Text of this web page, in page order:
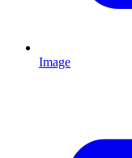
Image